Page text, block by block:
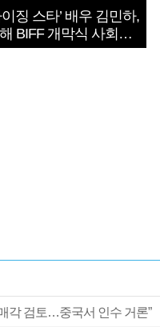
이징 스타’ 배우 김민하,
BIFF 개막식 사회자
각 검토…중국서 인수 거론”